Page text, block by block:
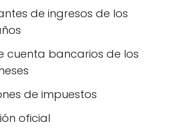
de ingresos de los
cuenta bancarios de los
de impuestos
oficial